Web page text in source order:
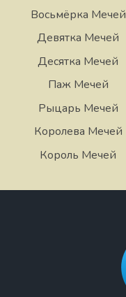
Восьмёрка Мечей
Девятка Мечей
Десятка Мечей
Паж Мечей
Рыцарь Мечей
Королева Мечей
Король Мечей